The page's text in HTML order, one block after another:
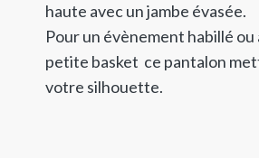
haute avec un jambe évasée.
Pour un évènement habillé ou
petite basket ce pantalon
votre silhouette.